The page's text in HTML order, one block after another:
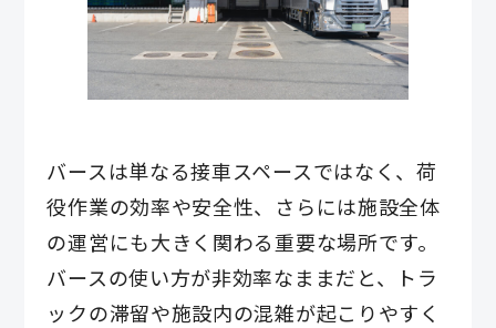
バースは単なる接車スペースではなく、荷
役作業の効率や安全性、さらには施設全体
の運営にも大きく関わる重要な場所です。
バースの使い方が非効率なままだと、トラ
ックの滞留や施設内の混雑が起こりやすく